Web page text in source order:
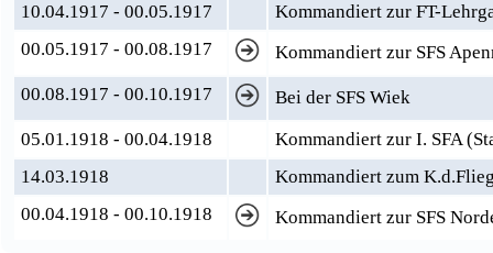
10.04.1917 - 00.05.1917
Kommandiert zur FT-
00.05.1917 - 00.08.1917
Kommandiert zur SFS
00.08.1917 - 00.10.1917
Bei der SFS Wiek
05.01.1918 - 00.04.1918
Kommandiert zur I. SFA
14.03.1918
Kommandiert zum
00.04.1918 - 00.10.1918
Kommandiert zur SFS